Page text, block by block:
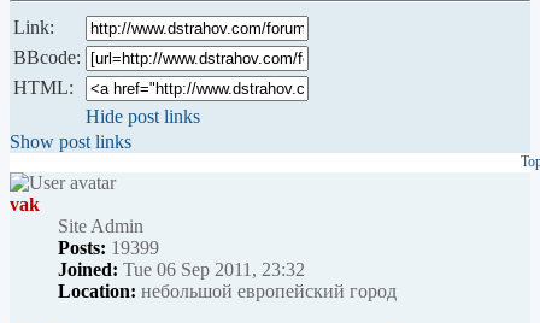
Link:
BBcode:
HTML:
Hide post links
Show post links
vak
Site Admin
Posts: 19399
Joined: Tue 06 Sep 2011, 23:32
Location: небольшой европейский город